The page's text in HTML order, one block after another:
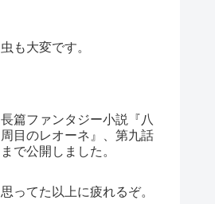
虫も大変です。
長篇ファンタジー小説『八
周目のレオーネ』、第九話
まで公開しました。
思ってた以上に疲れるぞ。